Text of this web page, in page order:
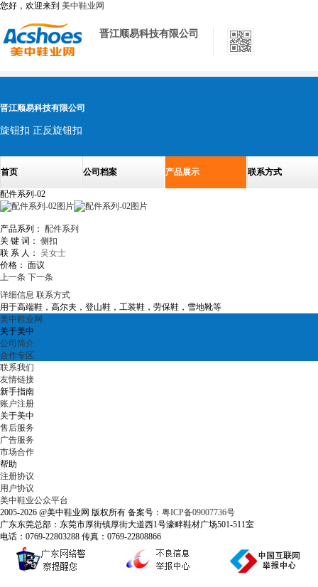
您好，欢迎来到 美中鞋业网
晋江顺易科技有限公司
晋江顺易科技有限公司
旋钮扣 正反旋钮扣
首页 公司档案 产品展示 联系方式
配件系列-02
产品系列： 配件系列
关 键 词： 侧扣
联 系 人： 吴女士
价格： 面议
上一条 下一条
详细信息 联系方式
用于高端鞋，高尔夫，登山鞋，工装鞋，劳保鞋，雪地靴等
美中鞋业网
关于美中
公司简介
合作专区
联系我们
友情链接
新手指南
账户注册
关于美中
售后服务
广告服务
市场合作
帮助
注册协议
用户协议
美中鞋业公众平台
2005-2026 @美中鞋业网 版权所有 备案号： 粤ICP备09007736号
广东东莞总部：东莞市厚街镇厚街大道西1号濠畔鞋材广场501-511室
电话：0769-22803288 传真：0769-22808866